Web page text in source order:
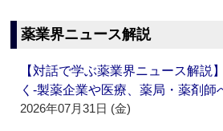
薬業界ニュース解説
【対話で学ぶ薬業界ニュース解説
く‐製薬企業や医療、薬局・薬剤
2026年07月31日 (金)